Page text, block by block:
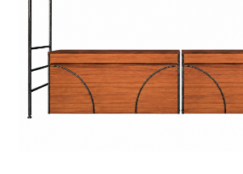
Mijn account
Offerte aanvraag
Offerte aanvraag